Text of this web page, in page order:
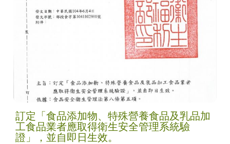
訂定「食品添加物、特殊營養食品及乳品加
工食品業者應取得衛生安全管理系統驗
證」，並自即日生效。